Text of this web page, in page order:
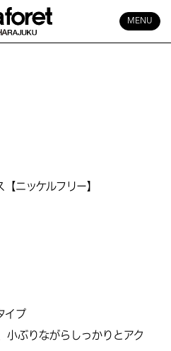
MENU
ニッケルフリー】
イプ
小ぶりながらしっかりとアク